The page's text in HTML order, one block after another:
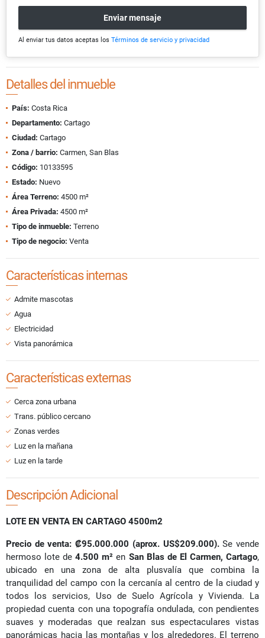
Enviar mensaje
Al enviar tus datos aceptas los Términos de servicio y privacidad
Detalles del inmueble
País: Costa Rica
Departamento: Cartago
Ciudad: Cartago
Zona / barrio: Carmen, San Blas
Código: 10133595
Estado: Nuevo
Área Terreno: 4500 m²
Área Privada: 4500 m²
Tipo de inmueble: Terreno
Tipo de negocio: Venta
Características internas
Admite mascotas
Agua
Electricidad
Vista panorámica
Características externas
Cerca zona urbana
Trans. público cercano
Zonas verdes
Luz en la mañana
Luz en la tarde
Descripción Adicional
LOTE EN VENTA EN CARTAGO 4500m2
Precio de venta:₡95.000.000 (aprox. US$209.000).Se vende
hermoso lote de4.500 m² en San Blas de El Carmen, Cartago,
ubicado en una zona de alta plusvalía que combina la
tranquilidad del campo con la cercanía al centro de la ciudad y
todos los servicios, Uso de Suelo Agrícola y Vivienda. La
propiedad cuenta con una topografía ondulada, con pendientes
suaves y moderadas que realzan sus espectaculares vistas
panorámicas hacia las montañas y los alrededores. El terreno